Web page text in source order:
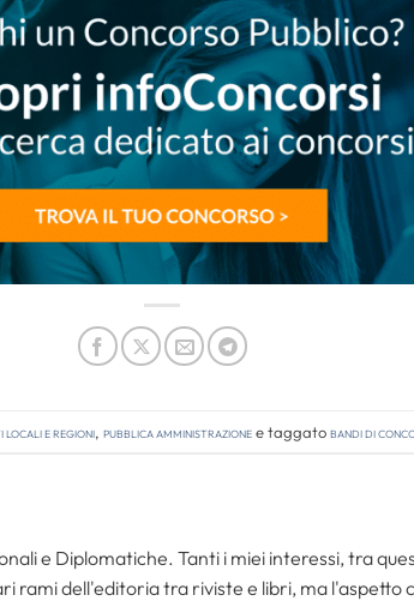
locali e regioni, Pubblica amministrazionee taggatobandi di
e Diplomatiche. Tanti i miei interessi, tra
rami dell'editoria tra riviste e libri, ma l'aspetto